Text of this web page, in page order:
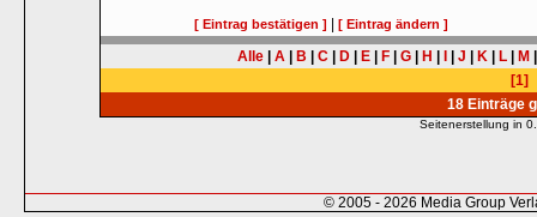
[ Eintrag bestätigen ] |[ Eintrag ändern ]
Alle A B C D E F G H J K L M
[1]
18 Einträge
Seitenerstellung in
© 2005 - 2026 Media Group